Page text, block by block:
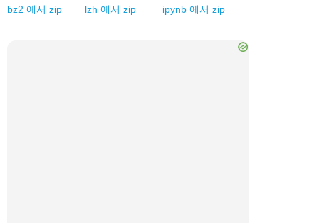
bz2 에서 zip lzh 에서 zip ipynb 에서 zip